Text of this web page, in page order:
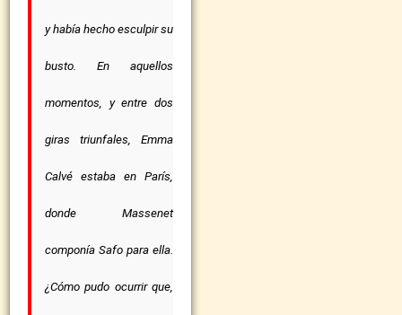
y había hecho esculpir su
busto. En aquellos
momentos, y entre dos
giras triunfales, Emma
Calvé estaba en París,
donde Massenet
componía Safo para ella.
¿Cómo pudo ocurrir que,